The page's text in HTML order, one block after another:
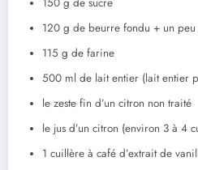
150 g de sucre
120 g de beurre fondu + un
115 g de farine
500 ml de lait entier (lait entier
le zeste fin d’un citron non traité
le jus d’un citron (environ 3 à 4
1 cuillère à café d’extrait de